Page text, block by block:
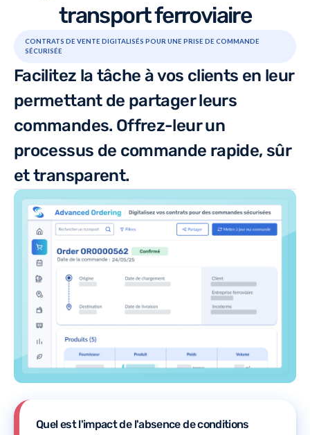
transport ferroviaire
CONTRATS DE VENTE DIGITALISÉS POUR UNE PRISE DE COMMANDE
SÉCURISÉE
Facilitez la tâche à vos clients en leur
permettant de partager leurs
commandes. Offrez-leur un
processus de commande rapide, sûr
et transparent.
Quel est l'impact de l'absence de conditions